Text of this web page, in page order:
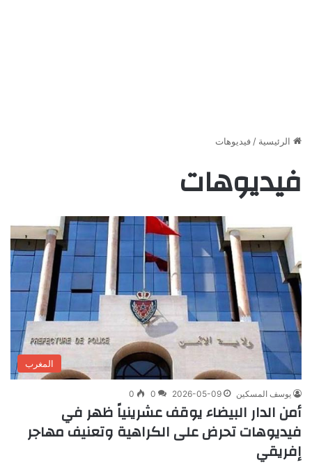
الرئيسية / فيديوهات
فيديوهات
المغرب
يوسف المسكين 2026-05-09
0
0
أمن الدار البيضاء يوقف عشرينياً ظهر في
فيديوهات تحرض على الكراهية وتعنيف مهاجر
إفريقي